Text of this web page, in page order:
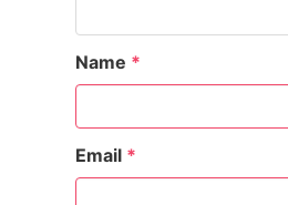
Name *
Email *